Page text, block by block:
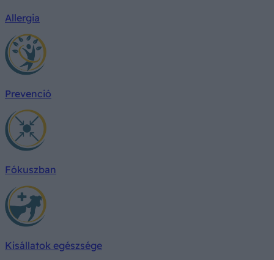
Allergia
Prevenció
Fókuszban
Kisállatok egészsége